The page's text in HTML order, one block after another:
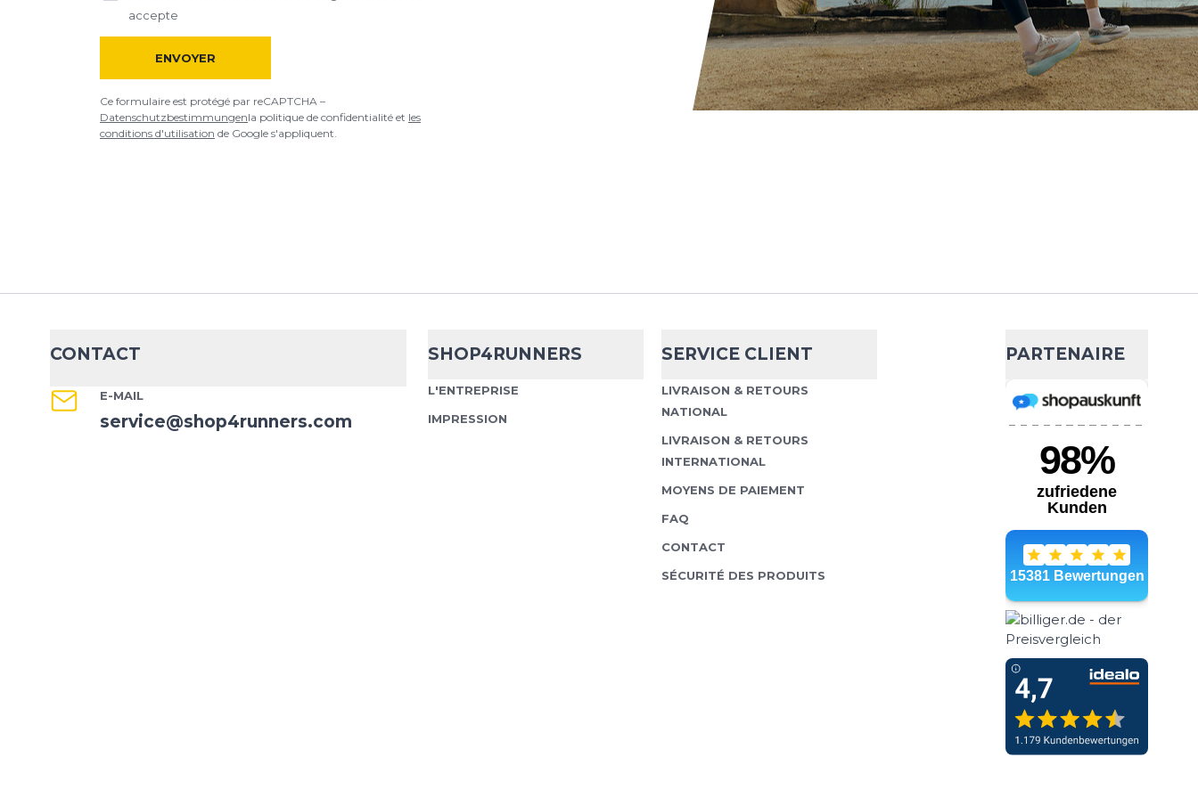
Lock LacesLock Laces - 9 %
10,07 €
garantiert eine gleichbleibende Passform im
Sportschuh. Besonderheiten Die Lock Laces
AJOUTER AU PANIER
- 9 %
10,07 € 11,04 €
AJOUTER AU PANIER
accepte
ENVOYER
Ce formulaire est protégé par reCAPTCHA –
Datenschutzbestimmungenla politique de confidentialité et les
conditions d'utilisation de Google s'appliquent.
CONTACT
E-MAIL
service@shop4runners.com
SHOP4RUNNERS
L'ENTREPRISE
IMPRESSION
SERVICE CLIENT
LIVRAISON & RETOURS
NATIONAL
LIVRAISON & RETOURS
INTERNATIONAL
MOYENS DE PAIEMENT
FAQ
CONTACT
SÉCURITÉ DES PRODUITS
PARTENAIRE